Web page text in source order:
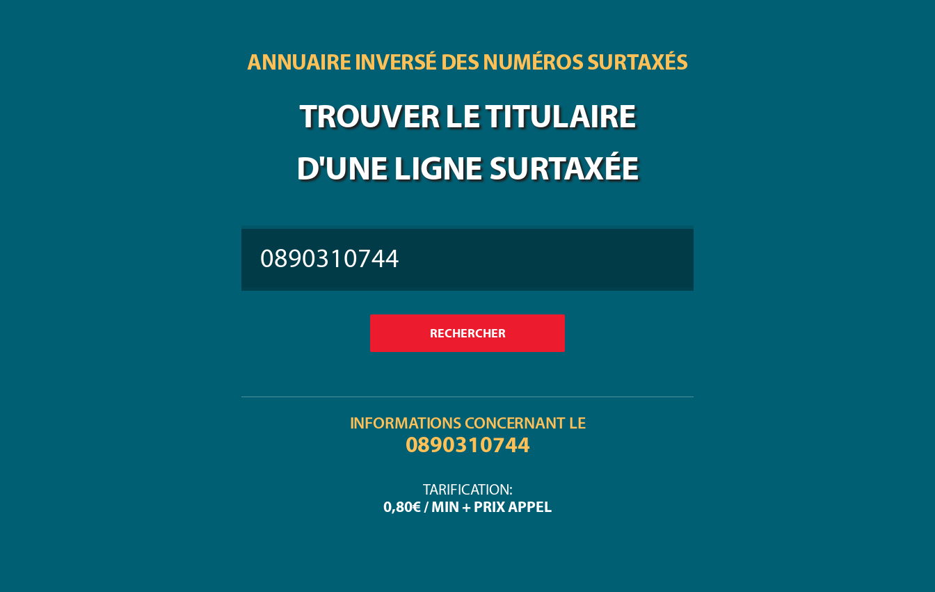
ANNUAIRE INVERSÉ DES NUMÉROS SURTAXÉS
TROUVER LE TITULAIRE
D'UNE LIGNE SURTAXÉE
INFORMATIONS CONCERNANT LE
0890310744
TARIFICATION:
0,80€ / MIN + PRIX APPEL